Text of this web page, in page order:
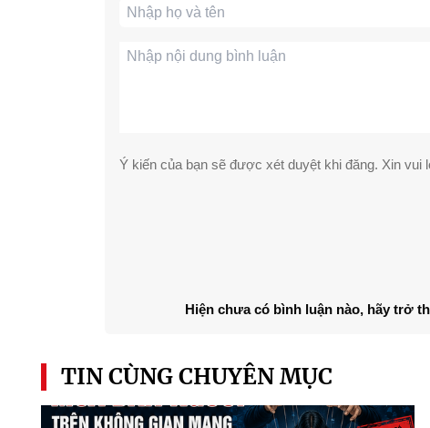
Ý kiến của bạn sẽ được xét duyệt khi đăng. Xin vui
Hiện chưa có bình luận nào, hãy trở
TIN CÙNG CHUYÊN MỤC